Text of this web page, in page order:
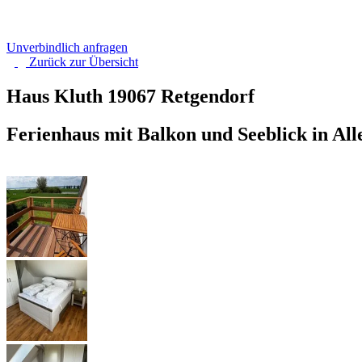
Unverbindlich anfragen
Zurück zurÜbersicht
Haus Kluth 19067 Retgendorf
Ferienhaus mit Balkon und Seeblick in